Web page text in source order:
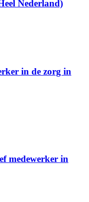
Nederland)
in de zorg in
medewerker in